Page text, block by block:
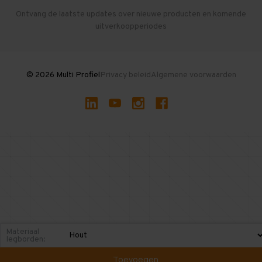
Gebruikte entresolvloeren
Ontvang de laatste updates over nieuwe producten en komende
uitverkoopperiodes
© 2026 Multi ProfielPrivacy beleidAlgemene voorwaarden
Materiaal
legborden:
Toevoegen